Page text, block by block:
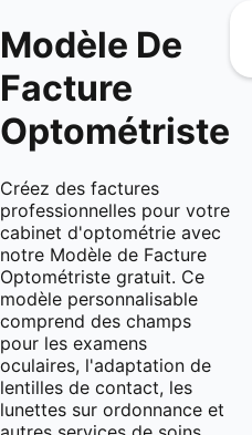
Modèle De
Facture
Optométriste
Créez des factures
professionnelles pour votre
cabinet d'optométrie avec
notre Modèle de Facture
Optométriste gratuit. Ce
modèle personnalisable
comprend des champs
pour les examens
oculaires, l'adaptation de
lentilles de contact, les
lunettes sur ordonnance et